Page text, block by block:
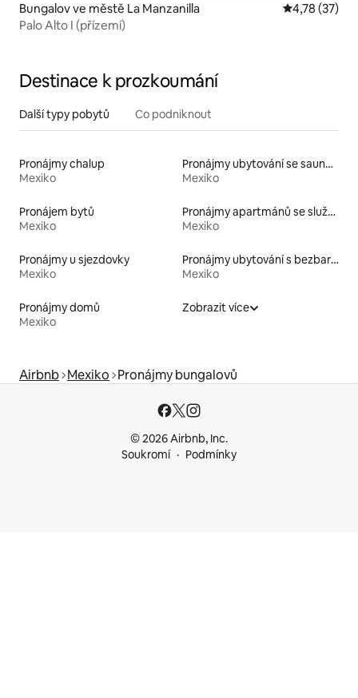
Bungalov ve městě La Manzanilla Průměrné
4,78 (37)
Palo Alto I (přízemí)
Destinace k prozkoumání
Další typy pobytů Co podniknout
Pronájmy chalup
Mexiko
Pronájmy ubytování se saunou
Mexiko
Pronájem bytů
Mexiko
Pronájmy apartmánů se službami
Mexiko
Pronájmy u sjezdovky
Mexiko
Pronájmy ubytování s bezbariérovou toaletou
Mexiko
Pronájmy domů
Mexiko
Zobrazit více
Airbnb Mexiko Pronájmy bungalovů
© 2026 Airbnb, Inc.
Soukromí
Podmínky